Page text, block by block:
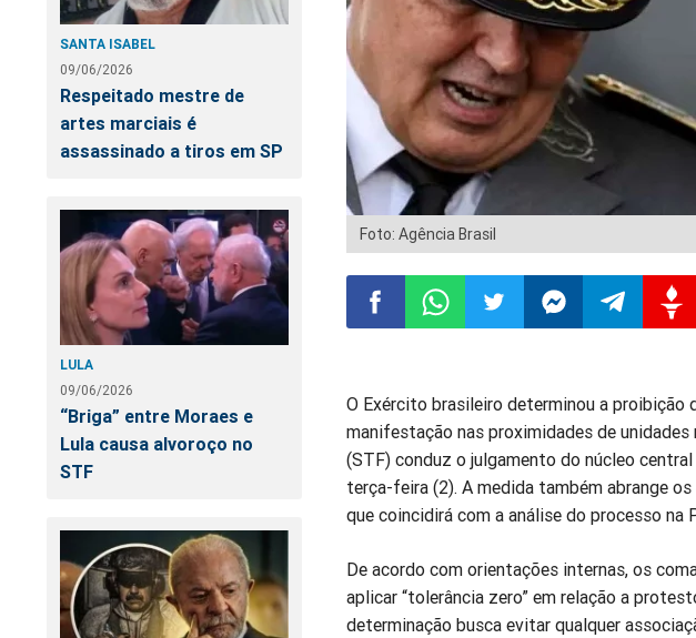
SANTA ISABEL
09/06/2026
Respeitado mestre de
artes marciais é
assassinado a tiros em SP
LULA
09/06/2026
“Briga” entre Moraes e
Lula causa alvoroço no
STF
Foto: Agência Brasil
no
Facebook
no
Whatsapp
no
Twitter
no
Messenger
no
Telegram
no
O Exército brasileiro determinou a proibição
manifestação nas proximidades de
(STF) conduz o julgamento do núcleo
terça-feira (2). A medida também abrange
que coincidirá com a análise do processo na
De acordo com orientações internas, os
aplicar “tolerância zero” em relação a
determinação busca evitar qualquer